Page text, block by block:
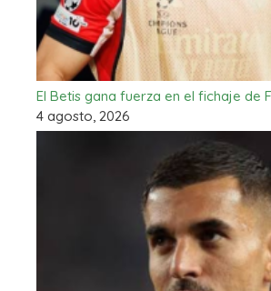
El Betis gana fuerza en el fichaje de
4 agosto, 2026